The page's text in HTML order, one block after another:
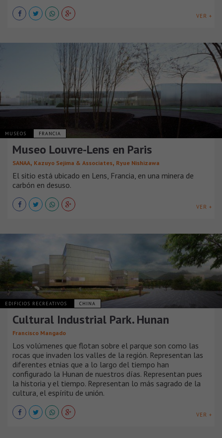
VER +
MUSEOS FRANCIA
Museo Louvre-Lens en Paris
SANAA, Kazuyo Sejima & Associates, Ryue Nishizawa
El sitio está ubicado en Lens, Francia, en una minera de
carbón en desuso.
VER +
EDIFICIOS RECREATIVOS CHINA
Cultural Industrial Park. Hunan
Francisco Mangado
Los volúmenes que flotan sobre el parque son como las
rocas que invaden los valles de la región. Representan las
diferentes etnias que a lo largo del tiempo han
configurado la Hunan de nuestros días. Representan pues
la historia y el tiempo. Representan lo más sagrado de la
cultura, el espíritu de unión.
VER +